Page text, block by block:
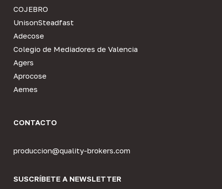
COJEBRO
UnisonSteadfast
Adecose
Colegio de Mediadores de Valencia
Agers
Aprocose
Aemes
CONTACTO
produccion@quality-brokers.com
SUSCRÍBETE A NEWSLETTER